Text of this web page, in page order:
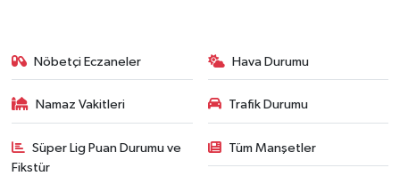
Nöbetçi Eczaneler Hava Durumu
Namaz Vakitleri Trafik Durumu
Süper Lig Puan Durumu ve
Fikstür
Tüm Manşetler